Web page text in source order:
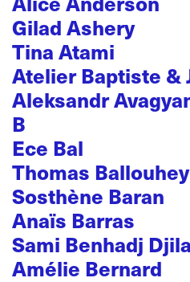
Gilad Ashery
Tina Atami
Atelier Baptiste &
Aleksandr
B
Ece Bal
Thomas Ballouhey
Sosthène Baran
Anaïs Barras
Sami Benhadj
Amélie Bernard